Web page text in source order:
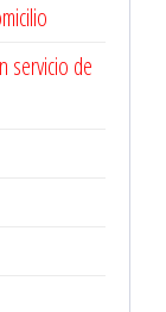
servicio de